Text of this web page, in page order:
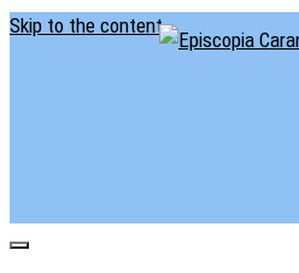
Skip to the content